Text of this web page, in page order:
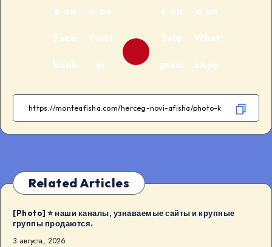
e on
Face
book
e on
Twitt
er
e on
Tele
gram
e on
What
sApp
Related Articles
[Photo] ⭐️ наши каналы, узнаваемые сайты и крупные
группы продаются.
3 августа, 2026